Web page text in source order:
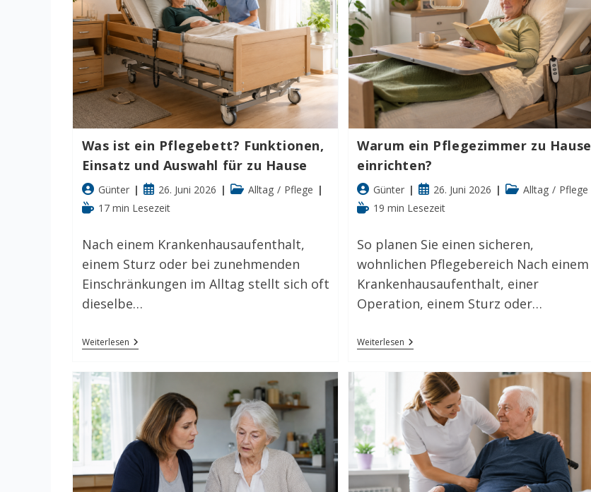
Was ist ein Pflegebett? Funktionen,
Einsatz und Auswahl für zu Hause
Beitrags-
Autor:
Günter
Beitrag
veröffentlicht:
26. Juni 2026
Beitrags-
Alltag / Pflege
Lesedauer:
17 min Lesezeit
Nach einem Krankenhausaufenthalt,
einem Sturz oder bei zunehmenden
Einschränkungen im Alltag stellt sich oft
dieselbe…
WeiterlesenWas
Ist
Pflegebett?
Einsatz
Auswahl
Für
Zu
Hause
Warum ein Pflegezimmer zu Hause
einrichten?
Beitrags-
Autor:
Günter
Beitrag
veröffentlicht:
26. Juni 2026
Beitrags-
Alltag / Pflege
Lesedauer:
19 min Lesezeit
So planen Sie einen sicheren,
wohnlichen Pflegebereich Nach einem
Krankenhausaufenthalt, einer
Operation, einem Sturz oder…
Weiterlesen Warum
Ein
Hause
Einrichten?